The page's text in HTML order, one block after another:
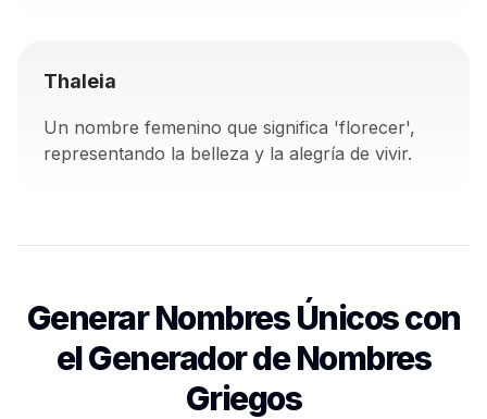
Thaleia
Un nombre femenino que significa 'florecer',
representando la belleza y la alegría de vivir.
Generar Nombres Únicos con
el Generador de Nombres
Griegos